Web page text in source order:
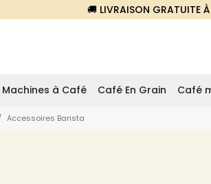
🚚 LIVRAISON GRATUITE
à Café Café En Grain Café
Accessoires Barista